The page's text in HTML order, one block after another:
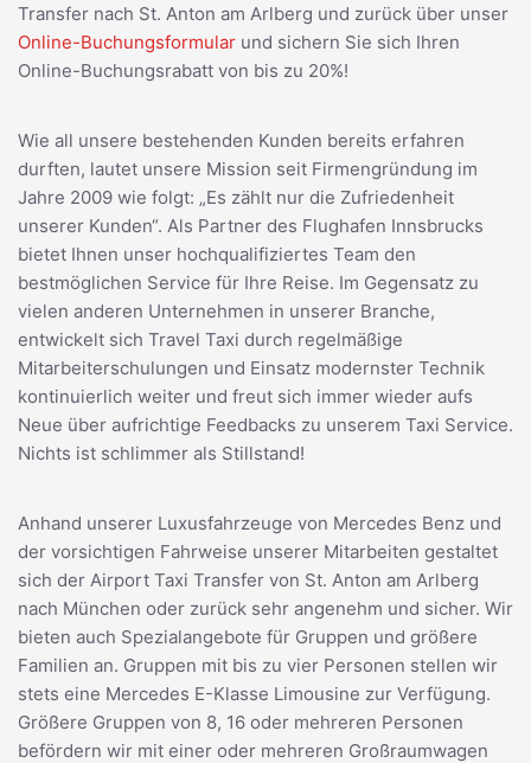
Transfer nach St. Anton am Arlberg und zurück über unser
Online-Buchungsformular und sichern Sie sich Ihren
Online-Buchungsrabatt von bis zu 20%!
Wie all unsere bestehenden Kunden bereits erfahren
durften, lautet unsere Mission seit Firmengründung im
Jahre 2009 wie folgt: „Es zählt nur die Zufriedenheit
unserer Kunden“. Als Partner des Flughafen Innsbrucks
bietet Ihnen unser hochqualifiziertes Team den
bestmöglichen Service für Ihre Reise. Im Gegensatz zu
vielen anderen Unternehmen in unserer Branche,
entwickelt sich Travel Taxi durch regelmäßige
Mitarbeiterschulungen und Einsatz modernster Technik
kontinuierlich weiter und freut sich immer wieder aufs
Neue über aufrichtige Feedbacks zu unserem Taxi Service.
Nichts ist schlimmer als Stillstand!
Anhand unserer Luxusfahrzeuge von Mercedes Benz und
der vorsichtigen Fahrweise unserer Mitarbeiten gestaltet
sich der Airport Taxi Transfer von St. Anton am Arlberg
nach München oder zurück sehr angenehm und sicher. Wir
bieten auch Spezialangebote für Gruppen und größere
Familien an. Gruppen mit bis zu vier Personen stellen wir
stets eine Mercedes E-Klasse Limousine zur Verfügung.
Größere Gruppen von 8, 16 oder mehreren Personen
befördern wir mit einer oder mehreren Großraumwagen